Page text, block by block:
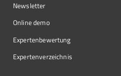
Newsletter
Online demo
Expertenbewertung
Expertenverzeichnis